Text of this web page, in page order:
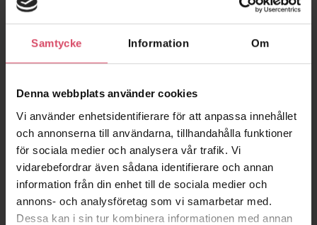
Samtycke Information Om
Denna webbplats använder cookies
Vi använder enhetsidentifierare för att anpassa innehållet
och annonserna till användarna, tillhandahålla funktioner
för sociala medier och analysera vår trafik. Vi
vidarebefordrar även sådana identifierare och annan
information från din enhet till de sociala medier och
annons- och analysföretag som vi samarbetar med.
Dessa kan i sin tur kombinera informationen med annan